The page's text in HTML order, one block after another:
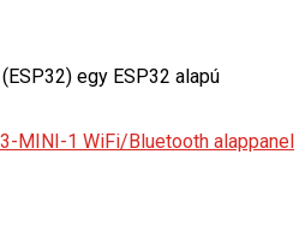
egy ESP32 alapú
MINI-1 WiFi/Bluetooth alappanel